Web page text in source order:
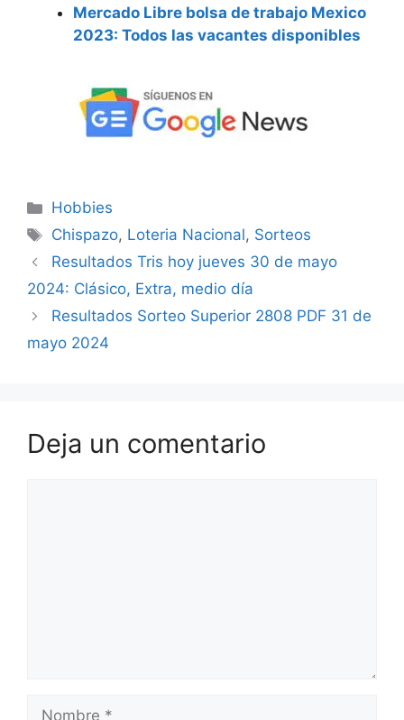
Mercado Libre bolsa de trabajo Mexico
2023: Todos las vacantes disponibles
Categorías
Hobbies
Etiquetas
Chispazo, Loteria Nacional, Sorteos
Resultados Tris hoy jueves 30 de mayo
2024: Clásico, Extra, medio día
Resultados Sorteo Superior 2808 PDF 31 de
mayo 2024
Deja un comentario
Nombre